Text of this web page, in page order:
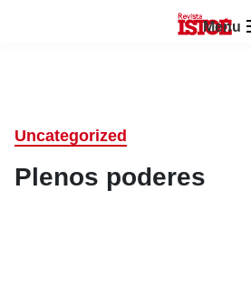
Menu
Uncategorized
Plenos poderes